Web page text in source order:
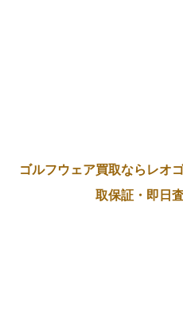
ゴルフウェア買取ならレオ
取保証・即日